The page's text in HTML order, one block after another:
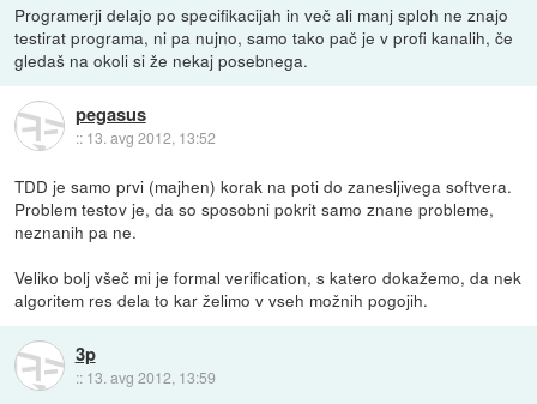
Programerji delajo po specifikacijah in več ali manj sploh ne znajo
testirat programa, ni pa nujno, samo tako pač je v profi kanalih, če
gledaš na okoli si že nekaj posebnega.
pegasus
:: 13. avg 2012, 13:52
TDD je samo prvi (majhen) korak na poti do zanesljivega softvera.
Problem testov je, da so sposobni pokrit samo znane probleme,
neznanih pa ne.
Veliko bolj všeč mi je formal verification, s katero dokažemo, da nek
algoritem res dela to kar želimo v vseh možnih pogojih.
3p
:: 13. avg 2012, 13:59